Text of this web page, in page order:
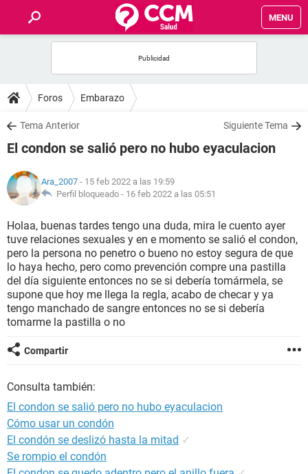
MENU
FOROS
SALUD
NUTRICIÓN
BIENESTAR
SEXUALIDAD
GLOSARIO
Foros Embarazo
Tema Anterior Siguiente Tema
El condon se salió pero no hubo eyaculacion
Ara_2007 - 15 feb 2022 a las 19:59
Perfil bloqueado - 16 feb 2022 a las 05:51
Holaa, buenas tardes tengo una duda, mira le cuento ayer
tuve relaciones sexuales y en e momento se salió el condon,
pero la persona no penetro o bueno no estoy segura de que
lo haya hecho, pero como prevención compre una pastilla
del día siguiente entonces no se si debería tomármela, se
supone que hoy me llega la regla, acabo de checar y ya
tengo manchado de sangre entonces no se si debería
tomarme la pastilla o no
Compartir
Consulta también:
El condon se salió pero no hubo eyaculacion
Cómo usar un condón
El condón se deslizó hasta la mitad ✓
Se rompio el condón